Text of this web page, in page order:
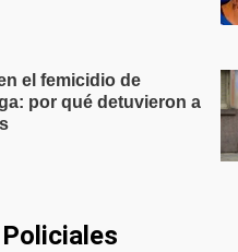
el femicidio de
por qué detuvieron a